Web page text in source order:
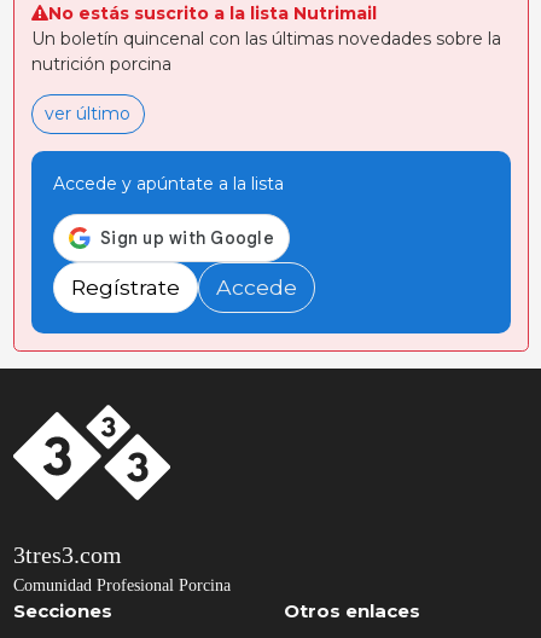
No estás suscrito a la lista Nutrimail
Un boletín quincenal con las últimas novedades sobre la
nutrición porcina
ver último
Accede y apúntate a la lista
Regístrate Accede
3tres3.com
Comunidad Profesional Porcina
Secciones Otros enlaces